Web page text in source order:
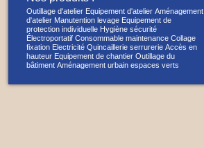
Outillage d'atelier Equipement d'atelier Aménagement
d'atelier Manutention levage Equipement de
protection individuelle Hygiène sécurité
Électroportatif Consommable maintenance Collage
fixation Electricité Quincaillerie serrurerie Accès en
hauteur Equipement de chantier Outillage du
bâtiment Aménagement urbain espaces verts